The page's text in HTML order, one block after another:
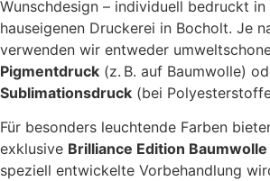
Wunschdesign – individuell bedruckt in
hauseigenen Druckerei in Bocholt. Je
verwenden wir entweder
Pigmentdruck (z. B. auf Baumwolle)
Sublimationsdruck (bei
Für besonders leuchtende Farben
exklusive Brilliance Edition Baumwolle
speziell entwickelte Vorbehandlung